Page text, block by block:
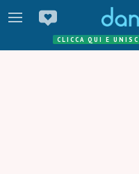
CLICCA QUI E